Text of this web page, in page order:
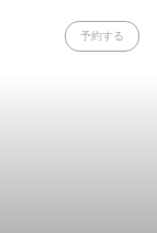
予約する